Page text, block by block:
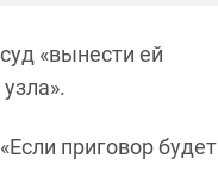
«вынести ей
приговор будет